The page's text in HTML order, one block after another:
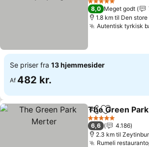
5 Stjerner
8,0 Meget godt
1.8 km til Den
Autentisk tyrkisk
Se priser fra 13 hjemmesider
Af 482 kr.
Del Føj til
The Green
5 Stjerner
6,6
4.186
2.3 km til
Rumeli